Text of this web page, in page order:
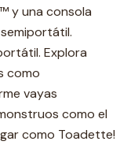
y una consola
Explora
como
vayas
como el
como Toadette!